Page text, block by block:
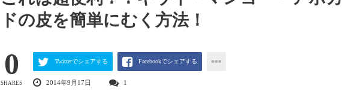
ドの皮を簡単にむく方法！
0
SHARES
Twitterでシェアする Facebookでシェアする
2014年9月17日 1